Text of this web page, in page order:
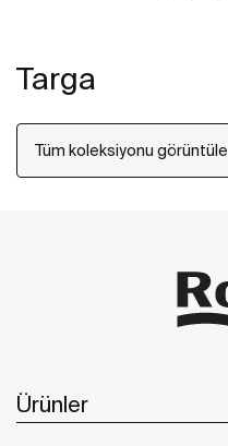
Targa
Tüm koleksiyonu görüntüle
Ürünler